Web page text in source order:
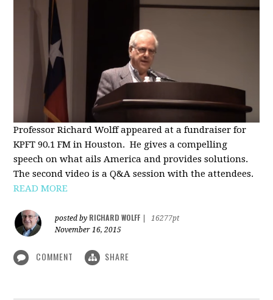
Professor Richard Wolff appeared at a fundraiser for
KPFT 90.1 FM in Houston. He gives a compelling
speech on what ails America and provides solutions.
The second video is a Q&A session with the attendees.
READ MORE
posted by RICHARD WOLFF
16277pt
November 16, 2015
COMMENT SHARE